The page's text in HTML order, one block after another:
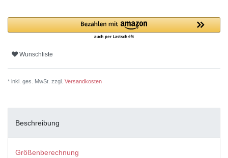
Wunschliste
* inkl. ges. MwSt. zzgl. Versandkosten
Beschreibung
Größenberechnung